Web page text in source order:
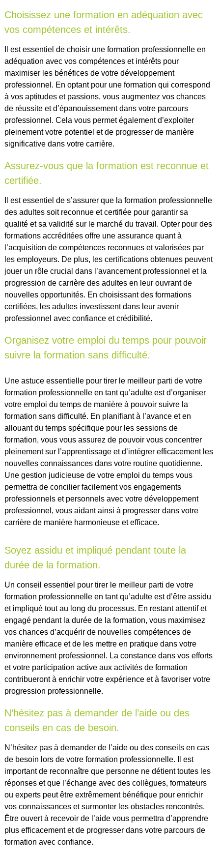
Choisissez une formation en adéquation avec
vos compétences et intérêts.
Il est essentiel de choisir une formation professionnelle en
adéquation avec vos compétences et intérêts pour
maximiser les bénéfices de votre développement
professionnel. En optant pour une formation qui correspond
à vos aptitudes et passions, vous augmentez vos chances
de réussite et d’épanouissement dans votre parcours
professionnel. Cela vous permet également d’exploiter
pleinement votre potentiel et de progresser de manière
significative dans votre carrière.
Assurez-vous que la formation est reconnue et
certifiée.
Il est essentiel de s’assurer que la formation professionnelle
des adultes soit reconnue et certifiée pour garantir sa
qualité et sa validité sur le marché du travail. Opter pour des
formations accréditées offre une assurance quant à
l’acquisition de compétences reconnues et valorisées par
les employeurs. De plus, les certifications obtenues peuvent
jouer un rôle crucial dans l’avancement professionnel et la
progression de carrière des adultes en leur ouvrant de
nouvelles opportunités. En choisissant des formations
certifiées, les adultes investissent dans leur avenir
professionnel avec confiance et crédibilité.
Organisez votre emploi du temps pour pouvoir
suivre la formation sans difficulté.
Une astuce essentielle pour tirer le meilleur parti de votre
formation professionnelle en tant qu’adulte est d’organiser
votre emploi du temps de manière à pouvoir suivre la
formation sans difficulté. En planifiant à l’avance et en
allouant du temps spécifique pour les sessions de
formation, vous vous assurez de pouvoir vous concentrer
pleinement sur l’apprentissage et d’intégrer efficacement les
nouvelles connaissances dans votre routine quotidienne.
Une gestion judicieuse de votre emploi du temps vous
permettra de concilier facilement vos engagements
professionnels et personnels avec votre développement
professionnel, vous aidant ainsi à progresser dans votre
carrière de manière harmonieuse et efficace.
Soyez assidu et impliqué pendant toute la
durée de la formation.
Un conseil essentiel pour tirer le meilleur parti de votre
formation professionnelle en tant qu’adulte est d’être assidu
et impliqué tout au long du processus. En restant attentif et
engagé pendant la durée de la formation, vous maximisez
vos chances d’acquérir de nouvelles compétences de
manière efficace et de les mettre en pratique dans votre
environnement professionnel. La constance dans vos efforts
et votre participation active aux activités de formation
contribueront à enrichir votre expérience et à favoriser votre
progression professionnelle.
N’hésitez pas à demander de l’aide ou des
conseils en cas de besoin.
N’hésitez pas à demander de l’aide ou des conseils en cas
de besoin lors de votre formation professionnelle. Il est
important de reconnaître que personne ne détient toutes les
réponses et que l’échange avec des collègues, formateurs
ou experts peut être extrêmement bénéfique pour enrichir
vos connaissances et surmonter les obstacles rencontrés.
Être ouvert à recevoir de l’aide vous permettra d’apprendre
plus efficacement et de progresser dans votre parcours de
formation avec confiance.